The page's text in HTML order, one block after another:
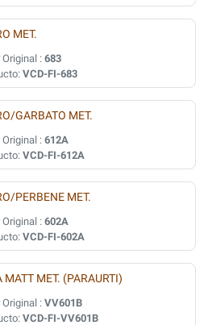
MET.
Original :683
VCD-FI-683
GARBATO MET.
Original :612A
VCD-FI-612A
PERBENE MET.
Original :602A
VCD-FI-602A
MATT MET. (PARAURTI)
Original :VV601B
VCD-FI-VV601B